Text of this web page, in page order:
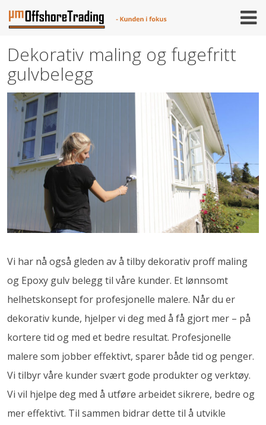
Skip
to
content
Dekorativ maling og fugefritt
gulvbelegg
Vi har nå også gleden av å tilby dekorativ proff maling
og Epoxy gulv belegg til våre kunder. Et lønnsomt
helhetskonsept for profesjonelle malere. Når du er
dekorativ kunde, hjelper vi deg med å få gjort mer – på
kortere tid og med et bedre resultat. Profesjonelle
malere som jobber effektivt, sparer både tid og penger.
Vi tilbyr våre kunder svært gode produkter og verktøy.
Vi vil hjelpe deg med å utføre arbeidet sikrere, bedre og
mer effektivt. Til sammen bidrar dette til å utvikle